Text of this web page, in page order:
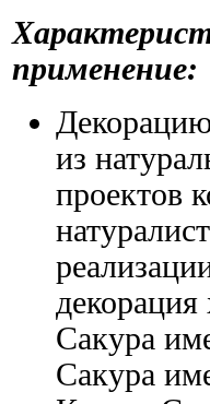
применение:
из
проектов
Сакура
Сакура